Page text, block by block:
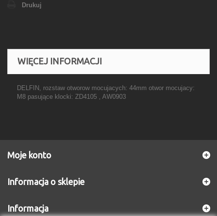
Drukuj
WIĘCEJ INFORMACJI
DELFIN, rozstaw otworow mocujacych: 44mm otwor mocujacy:
M8 pasujące klocki: ZD4105 , AW0903
Moje konto
Informacja o sklepie
Informacja